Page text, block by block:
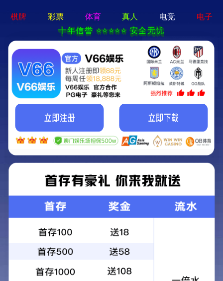
招商热线：0571-82190711
6大创新升级，宣和·如意系列，2020秋季上新
2020/09/02 更新